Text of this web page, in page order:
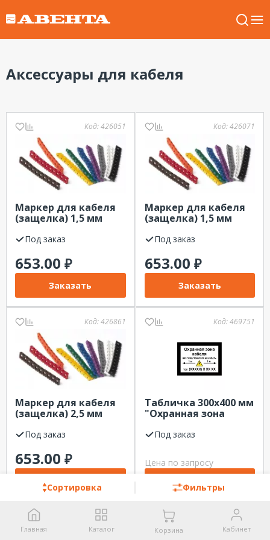
Аксессуары для кабеля
Сортировка Фильтры
Код:426051
Маркер для кабеля
(защелка) 1,5 мм
желтый
Под заказ
653.00 ₽
Заказать
Код:426071
Маркер для кабеля
(защелка) 1,5 мм
желтый
Под заказ
653.00 ₽
Заказать
Код:426861
Маркер для кабеля
(защелка) 2,5 мм
желтый
Под заказ
653.00 ₽
Код:469751
Табличка 300х400 мм
"Охранная зона
односторонняя РФ
Под заказ
Цена по запросу
Заказать
Код:310951 492411
Главная Каталог Корзина Кабинет